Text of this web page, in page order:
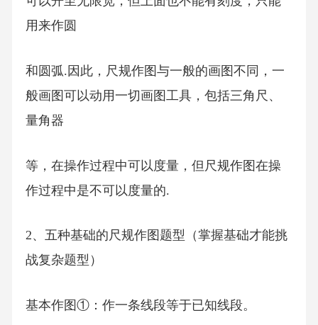
用来作圆
和圆弧.因此，尺规作图与一般的画图不同，一
般画图可以动用一切画图工具，包括三角尺、
量角器
等，在操作过程中可以度量，但尺规作图在操
作过程中是不可以度量的.
2、五种基础的尺规作图题型（掌握基础才能挑
战复杂题型）
基本作图①：作一条线段等于已知线段。